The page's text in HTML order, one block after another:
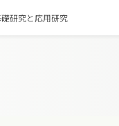
研究と応用研究